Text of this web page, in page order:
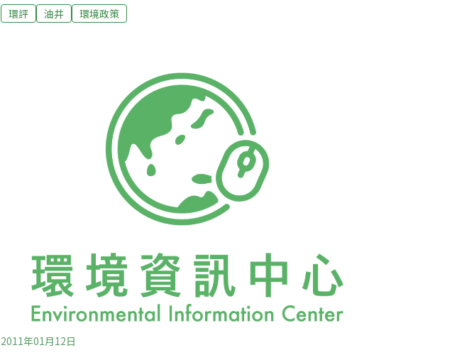
在1877年探得油井後開採，是全國最古老的油井，也是亞洲最老的油井。
苗栗縣府將其列為競爭型國際觀光魅力據點之一，在2010年推動「出礦坑
與文創，並獲交通部補助3億元。2012年此案通過環評，但因用地問題拖了
3年，中央補助款被收回，苗縣雖在2014年11月剪綵動工，但不出半年，
就因縣府宣告無開發經費，而向環署申請從5月起停止環境監測。依縣府原
先規劃，桃花源基地位於公館鄉福基段後龍溪右岸的「客家桃花源」，面
環評 油井 環境政策
2011年01月12日